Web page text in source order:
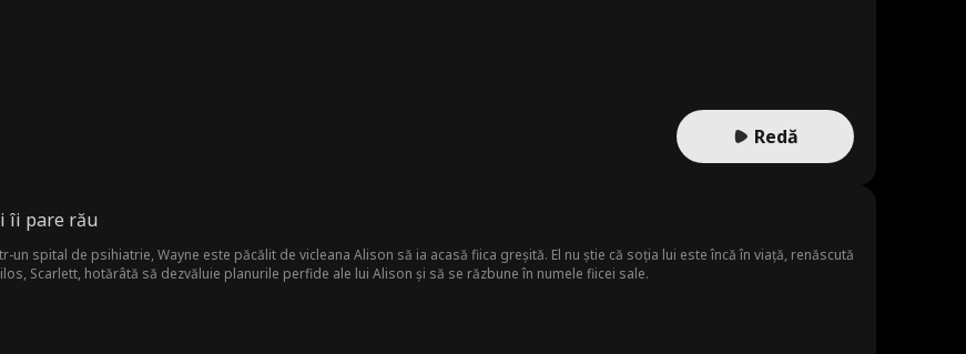
Redă
îi pare rău
un spital de psihiatrie, Wayne este păcălit de vicleana Alison să ia acasă fiica greșită. El nu știe că soția lui este încă în viață, renăscută
Scarlett, hotărâtă să dezvăluie planurile perfide ale lui Alison și să se răzbune în numele fiicei sale.